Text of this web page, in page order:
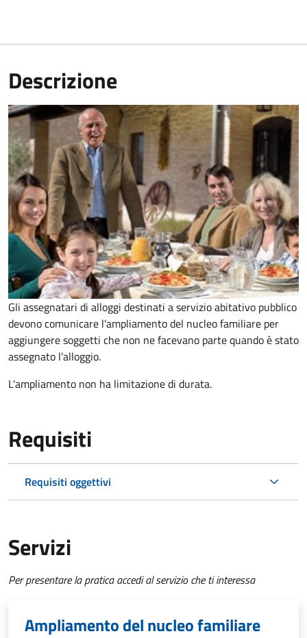
Descrizione
Gli assegnatari di alloggi destinati a servizio abitativo pubblico
devono comunicare l'ampliamento del nucleo familiare per
aggiungere soggetti che non ne facevano parte quando è stato
assegnato l'alloggio.
L'ampliamento non ha limitazione di durata.
Requisiti
Requisiti oggettivi
Servizi
Per presentare la pratica accedi al servizio che ti interessa
Ampliamento del nucleo familiare